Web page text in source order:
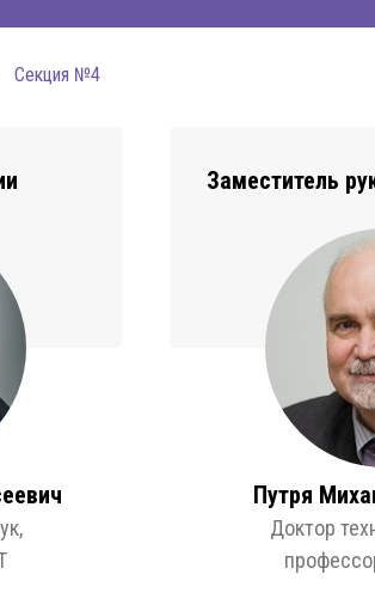
Секция №4
Заместитель
Путря
Доктор